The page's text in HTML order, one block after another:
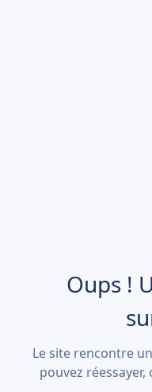
Oups !
Le site rencontre
pouvez